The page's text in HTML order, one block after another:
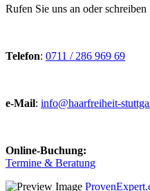
Rufen Sie uns an oder schreiben
Telefon: 0711 / 286 969 69
e-Mail: info@haarfreiheit-
Online-Buchung:
Termine & Beratung